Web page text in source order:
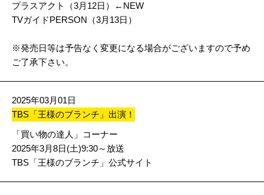
プラスアクト（3月12日）←NEW
TVガイドPERSON（3月13日）
※発売日等は予告なく変更になる場合がございますので予め
ご了承下さい。
2025年03月01日
TBS「王様のブランチ」出演！
「買い物の達人」コーナー
2025年3月8日(土)9:30～放送
TBS「王様のブランチ」公式サイト